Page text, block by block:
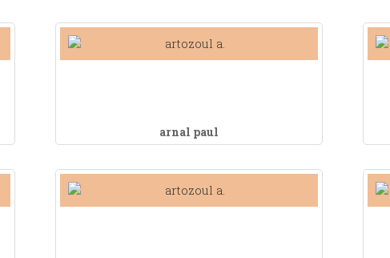
arnal paul